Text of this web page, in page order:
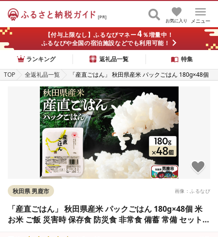
[PR]
メニュー
お気に入り
【付与上限なし】ふるなびマネー4％増量中！
ふるなびや全国の宿泊施設などでも利用可能！
ランキング
返礼品一覧
特集
TOP
全返礼品一覧
「産直ごはん」 秋田県産米 パックごはん 180g×48個
米 お米 ご飯 災害時 保存食 防災食 非常食 備蓄 常備 セ
ット パックライス
画像：ふるなび
秋田県 男鹿市
「産直ごはん」 秋田県産米 パックごはん 180g×48個 米
お米 ご飯 災害時 保存食 防災食 非常食 備蓄 常備 セット